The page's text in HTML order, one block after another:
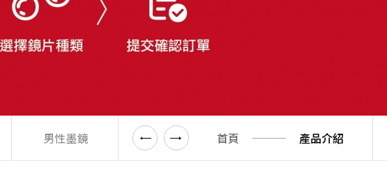
男性墨鏡 女性墨鏡 飛行員框
首頁 產品介紹